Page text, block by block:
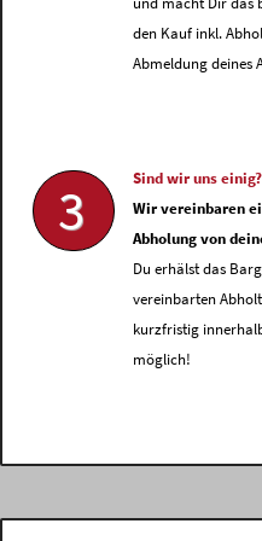
den Kauf inkl.
Abmeldung deines
3
Sind wir uns
Wir vereinbaren
Abholung von
Du erhälst das
vereinbarten
kurzfristig
möglich!